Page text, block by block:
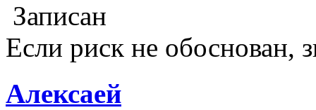
Записан
Если риск не обоснован,
Алексаей